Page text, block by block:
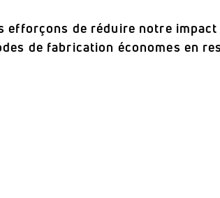
efforçons de réduire notre
de fabrication économes en